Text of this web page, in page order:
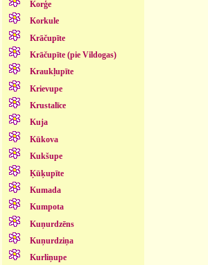
Korģe
Korkule
Krāčupīte
Krāčupīte (pie Vildogas)
Kraukļupīte
Krievupe
Krustalīce
Kuja
Kūkova
Kukšupe
Ķūķupīte
Kumada
Kumpota
Kuņurdzēns
Kuņurdziņa
Kurliņupe